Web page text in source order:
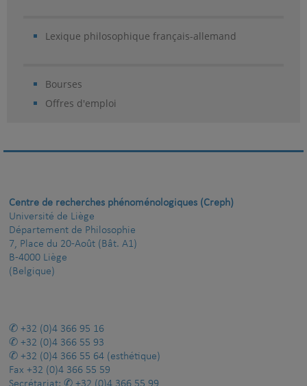
Lexique philosophique français-allemand
Bourses
Offres d'emploi
Centre de recherches phénoménologiques (Creph)
Université de Liège
Département de Philosophie
7, Place du 20-Août (Bât. A1)
B-4000 Liège
(Belgique)
+32 (0)4 366 95 16
+32 (0)4 366 55 93
+32 (0)4 366 55 64 (esthétique)
Fax +32 (0)4 366 55 59